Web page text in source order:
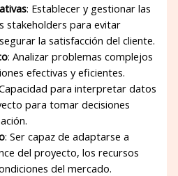
: Establecer y gestionar las
stakeholders para evitar
la satisfacción del cliente.
: Analizar problemas complejos
efectivas y eficientes.
para interpretar datos
para tomar decisiones
: Ser capaz de adaptarse a
del proyecto, los recursos
del mercado.